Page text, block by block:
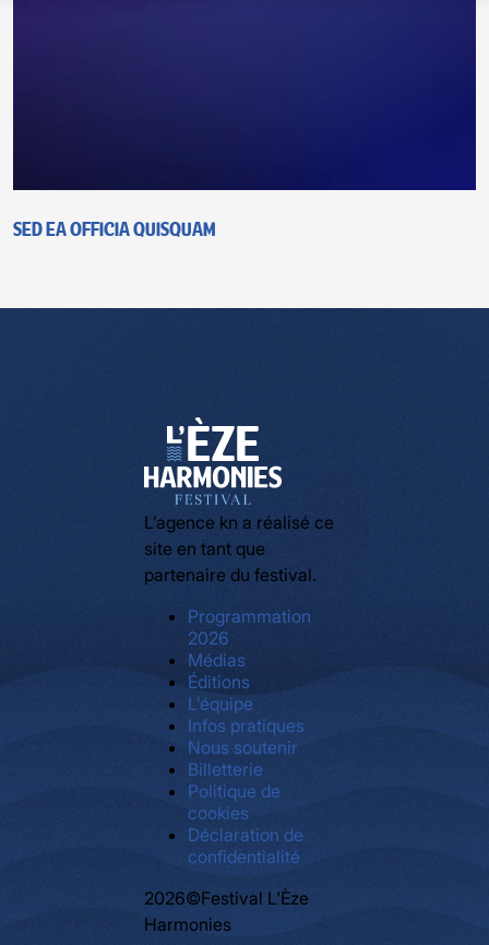
Sed ea officia quisquam
L’agence kn a réalisé ce
site en tant que
partenaire du festival.
Programmation
2026
Médias
Éditions
L’équipe
Infos pratiques
Nous soutenir
Billetterie
Politique de
cookies
Déclaration de
confidentialité
2026©Festival L'Èze
Harmonies